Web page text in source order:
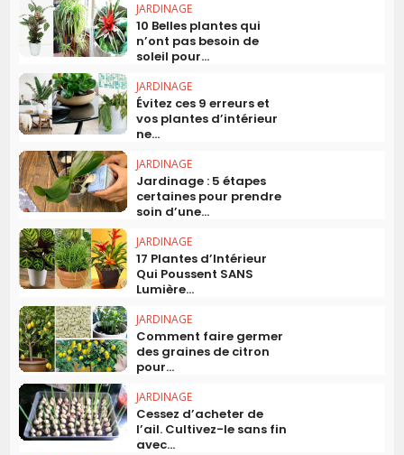
JARDINAGE
10 Belles plantes qui
n’ont pas besoin de
soleil pour...
JARDINAGE
Évitez ces 9 erreurs et
vos plantes d’intérieur
ne...
JARDINAGE
Jardinage : 5 étapes
certaines pour prendre
soin d’une...
JARDINAGE
17 Plantes d’Intérieur
Qui Poussent SANS
Lumière...
JARDINAGE
Comment faire germer
des graines de citron
pour...
JARDINAGE
Cessez d’acheter de
l’ail. Cultivez-le sans fin
avec...